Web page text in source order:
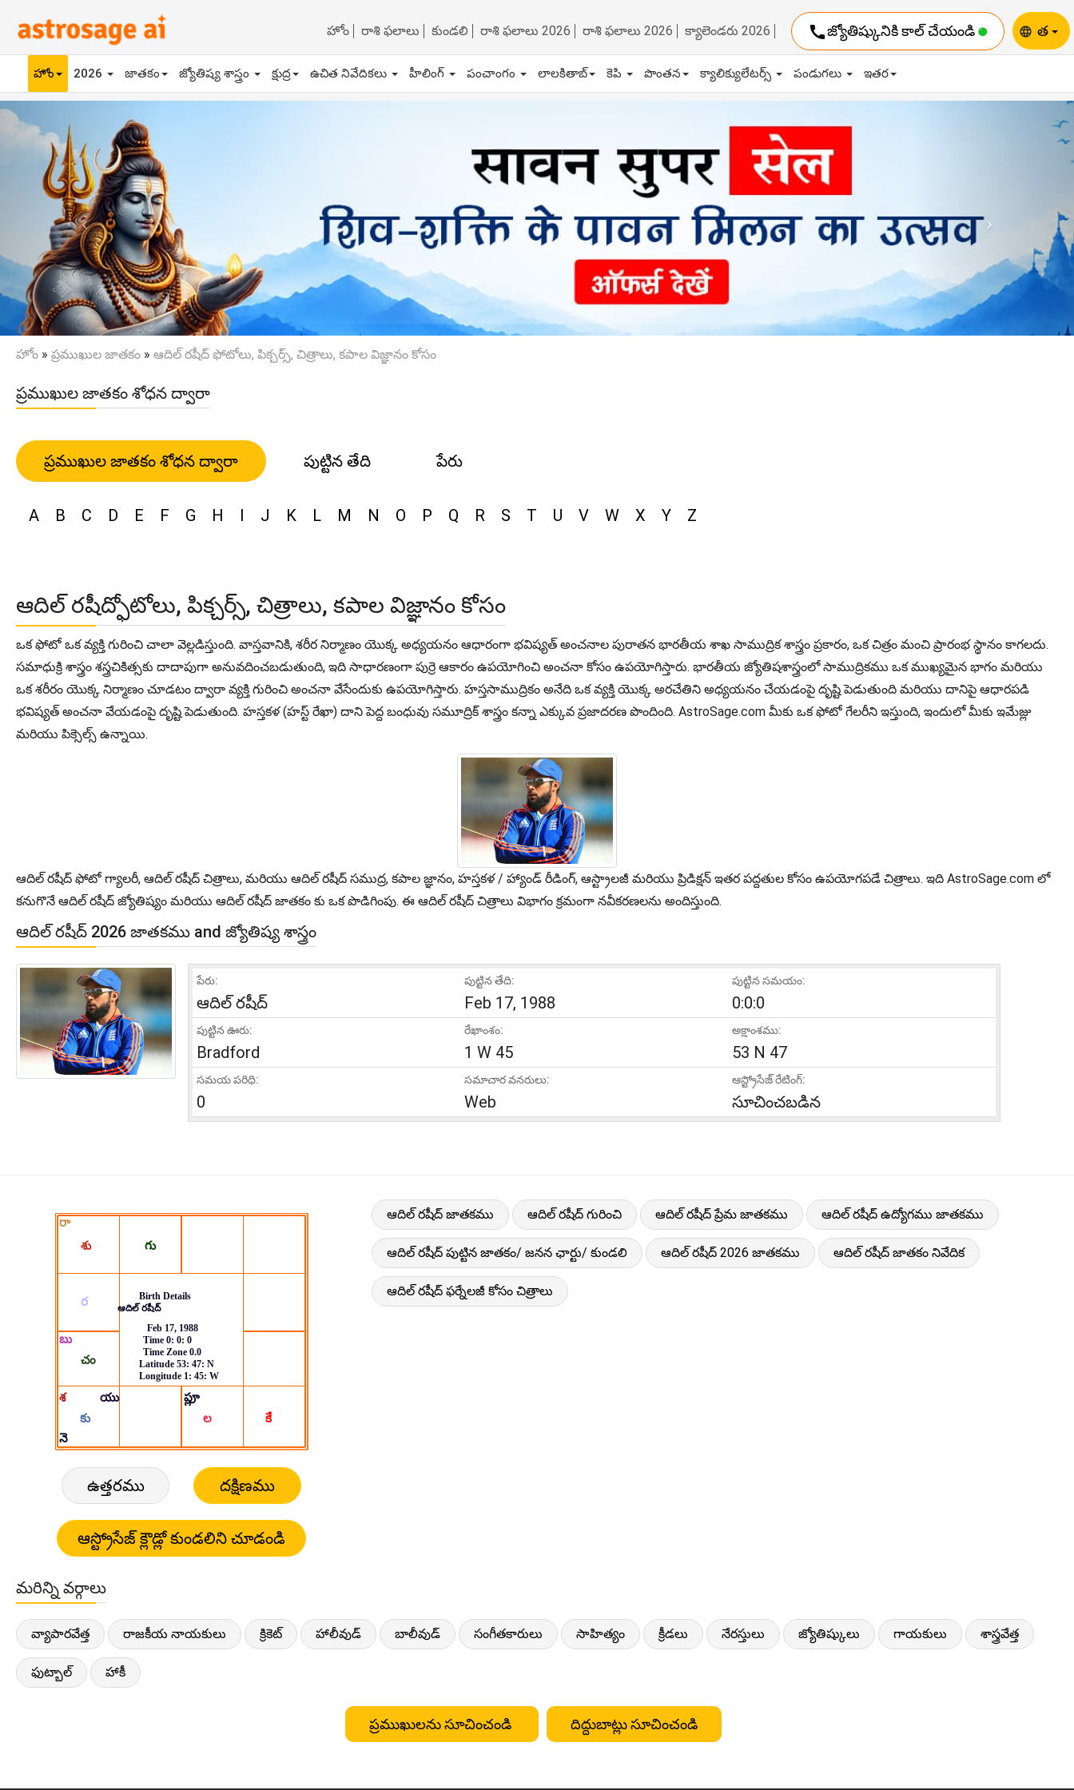
హోం రాశి ఫలాలు కుండలి రాశి ఫలాలు 2026 రాశి ఫలాలు 2026 క్యాలెండరు 2026 callజ్యోతిష్కునికి కాల్ చేయండి language త
హోం 2026 జాతకం జ్యోతిష్య శాస్త్రం క్షుద్ర ఉచిత నివేదికలు హీలింగ్ పంచాంగం లాలకితాబ్ కెపి పొంతన క్యాలిక్యులేటర్స్ పండుగలు ఇతర
Previous
హోం » ప్రముఖుల జాతకం » ఆదిల్ రషీద్ ఫోటోలు, పిక్చర్స్, చిత్రాలు, కపాల విజ్ఞానం కోసం
ప్రముఖుల జాతకం శోధన ద్వారా
ప్రముఖుల జాతకం శోధన ద్వారా పుట్టిన తేది పేరు
A B C D E F G H I J K L M N O P Q R S T U V W X Y Z
ఆదిల్ రషీద్ఫోటోలు, పిక్చర్స్, చిత్రాలు, కపాల విజ్ఞానం కోసం
ఒక ఫోటో ఒక వ్యక్తి గురించి చాలా వెల్లడిస్తుంది. వాస్తవానికి, శరీర నిర్మాణం యొక్క అధ్యయనం ఆధారంగా భవిష్యత్ అంచనాల పురాతన భారతీయ శాఖ సాముద్రిక శాస్త్రం ప్రకారం, ఒక చిత్రం మంచి ప్రారంభ స్థానం కాగలదు.
సమాధుక్రి శాస్త్రం శస్త్రచికిత్సకు దాదాపుగా అనువదించబడుతుంది, ఇది సాధారణంగా పుర్రె ఆకారం ఉపయోగించి అంచనా కోసం ఉపయోగిస్తారు. భారతీయ జ్యోతిషశాస్త్రంలో సాముద్రికము ఒక ముఖ్యమైన భాగం మరియు
ఒక శరీరం యొక్క నిర్మాణం చూడటం ద్వారా వ్యక్తి గురించి అంచనా వేసేందుకు ఉపయోగిస్తారు. హస్తసాముద్రికం అనేది ఒక వ్యక్తి యొక్క అరచేతిని అధ్యయనం చేయడంపై దృష్టి పెడుతుంది మరియు దానిపై ఆధారపడి
భవిష్యత్ అంచనా వేయడంపై దృష్టి పెడుతుంది. హస్తకళ (హస్ట్ రేఖా) దాని పెద్ద బంధువు సమూద్రిక్ శాస్త్రం కన్నా ఎక్కువ ప్రజాదరణ పొందింది. AstroSage.com మీకు ఒక ఫోటో గేలరీని ఇస్తుంది, ఇందులో మీకు ఇమేజ్లు
మరియు పిక్సెల్స్ ఉన్నాయి.
ఆదిల్ రషీద్ ఫోటో గ్యాలరీ, ఆదిల్ రషీద్ చిత్రాలు, మరియు ఆదిల్ రషీద్ సముద్ర, కపాల జ్ఞానం, హస్తకళ / హ్యాండ్ రీడింగ్, ఆస్ట్రాలజీ మరియు ప్రిడిక్షన్ ఇతర పద్దతుల కోసం ఉపయోగపడే చిత్రాలు. ఇది AstroSage.com లో
కనుగొనే ఆదిల్ రషీద్ జ్యోతిష్యం మరియు ఆదిల్ రషీద్ జాతకం కు ఒక పొడిగింపు. ఈ ఆదిల్ రషీద్ చిత్రాలు విభాగం క్రమంగా నవీకరణలను అందిస్తుంది.
ఆదిల్ రషీద్ 2026 జాతకము and జ్యోతిష్య శాస్త్రం
పేరు:
ఆదిల్ రషీద్
పుట్టిన తేది:
Feb 17, 1988
పుట్టిన సమయం:
0:0:0
పుట్టిన ఊరు:
Bradford
రేఖాంశం:
1 W 45
అక్షాంశము:
53 N 47
సమయ పరిధి:
0
సమాచార వనరులు:
Web
ఆస్ట్రోసేజ్ రేటింగ్:
సూచించబడిన
ఉత్తరము దక్షిణము
ఆదిల్ రషీద్ జాతకము ఆదిల్ రషీద్ గురించి ఆదిల్ రషీద్ ప్రేమ జాతకము ఆదిల్ రషీద్ ఉద్యోగము జాతకము
ఆదిల్ రషీద్ పుట్టిన జాతకం/ జనన ఛార్టు/ కుండలి ఆదిల్ రషీద్ 2026 జాతకము ఆదిల్ రషీద్ జాతకం నివేదిక
ఆదిల్ రషీద్ ఫర్నేలజీ కోసం చిత్రాలు
మరిన్ని వర్గాలు
వ్యాపారవేత్త రాజకీయ నాయకులు క్రికెట్ హాలీవుడ్ బాలీవుడ్ సంగీతకారులు సాహిత్యం క్రీడలు నేరస్తులు జ్యోతిష్కులు గాయకులు శాస్త్రవేత్త
ఫుట్బాల్ హాకీ
ప్రముఖులను సూచించండి దిద్దుబాట్లు సూచించండి